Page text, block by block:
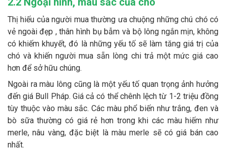
Thị hiếu của người mua thường ưa chuộng những chú chó có
vẻ ngoài đẹp , thân hình bụ bẫm và bộ lông ngắn mịn, không
có khiếm khuyết, đó là những yếu tố sẽ làm tăng giá trị của
chó và khiến người mua sẵn lòng chi trả một mức giá cao
hơn để sở hữu chúng.
Ngoài ra màu lông cũng là một yếu tố quan trọng ảnh hưởng
đến giá Bull Pháp. Giá cả có thể chênh lệch từ 1-2 triệu đồng
tùy thuộc vào màu sắc. Các màu phổ biến như trắng, đen và
bò sữa thường có giá rẻ hơn trong khi các màu hiếm như
merle, nâu vàng, đặc biệt là màu merle sẽ có giá bán cao
nhất.